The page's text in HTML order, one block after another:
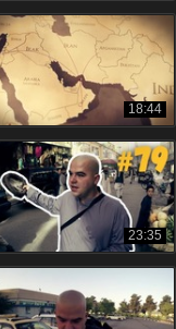
18:44
23:35